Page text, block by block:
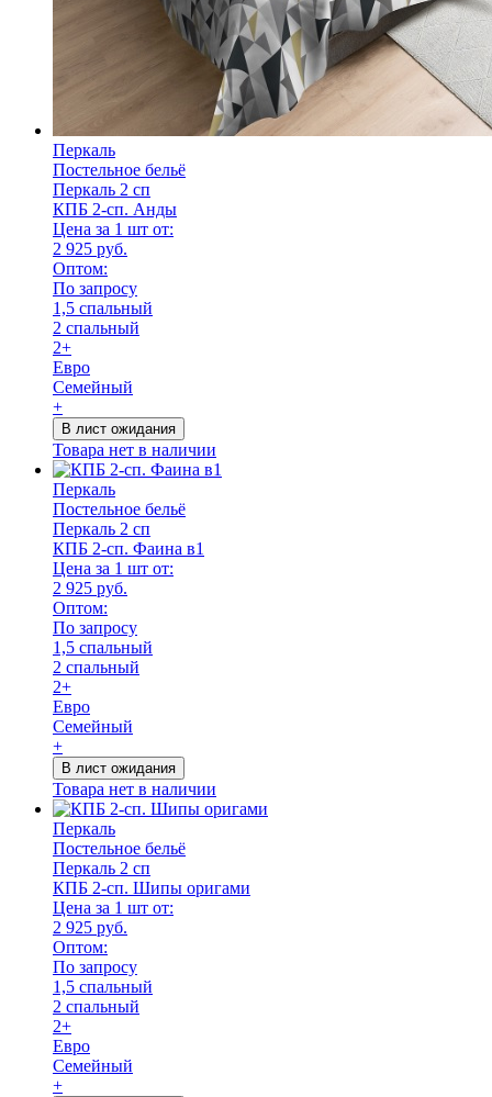
Перкаль
Постельное бельё
Перкаль 2 сп
КПБ 2-сп. Анды
Цена за 1 шт от:
2 925 руб.
Оптом:
По запросу
1,5 спальный
2 спальный
2+
Евро
Семейный
+
В лист ожидания
Товара нет в наличии
Перкаль
Постельное бельё
Перкаль 2 сп
КПБ 2-сп. Фаина в1
Цена за 1 шт от:
2 925 руб.
Оптом:
По запросу
1,5 спальный
2 спальный
2+
Евро
Семейный
+
В лист ожидания
Товара нет в наличии
Перкаль
Постельное бельё
Перкаль 2 сп
КПБ 2-сп. Шипы оригами
Цена за 1 шт от:
2 925 руб.
Оптом:
По запросу
1,5 спальный
2 спальный
2+
Евро
Семейный
+